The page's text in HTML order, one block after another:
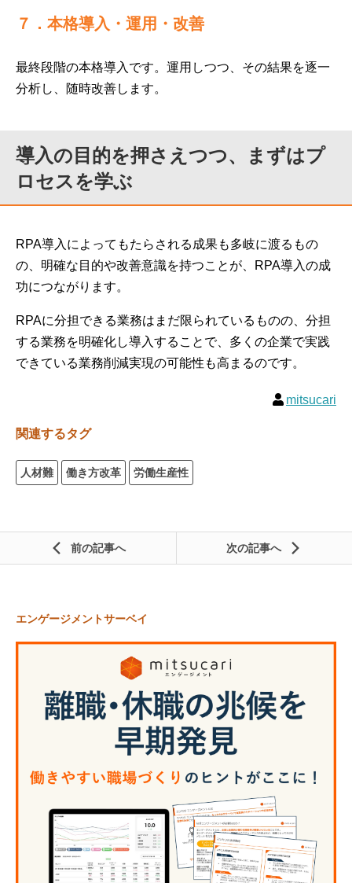
７．本格導入・運用・改善
最終段階の本格導入です。運用しつつ、その結果を逐一
分析し、随時改善します。
導入の目的を押さえつつ、まずはプ
ロセスを学ぶ
RPA導入によってもたらされる成果も多岐に渡るもの
の、明確な目的や改善意識を持つことが、RPA導入の成
功につながります。
RPAに分担できる業務はまだ限られているものの、分担
する業務を明確化し導入することで、多くの企業で実践
できている業務削減実現の可能性も高まるのです。
mitsucari
関連するタグ
人材難 働き方改革 労働生産性
前の記事 次の記事
エンゲージメントサーベイ